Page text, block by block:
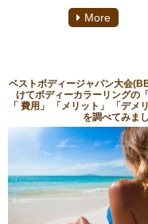
１００％！最低でも人
果たしてそのスポーツ
継続率はどれくらいな
More
ベストボディージャパン大会
けてボディーカラーリングの「
「 費用」 「メリット」 「デメ
を調べてみま